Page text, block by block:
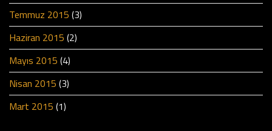
Temmuz 2015 (3)
Haziran 2015 (2)
Mayıs 2015 (4)
Nisan 2015 (3)
Mart 2015 (1)